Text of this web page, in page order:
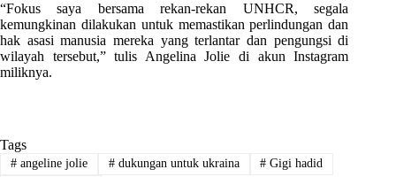
“Fokus saya bersama rekan-rekan UNHCR, segala
kemungkinan dilakukan untuk memastikan perlindungan dan
hak asasi manusia mereka yang terlantar dan pengungsi di
wilayah tersebut,” tulis Angelina Jolie di akun Instagram
miliknya.
Tags
#angeline jolie #dukungan untuk ukraina # Gigi hadid